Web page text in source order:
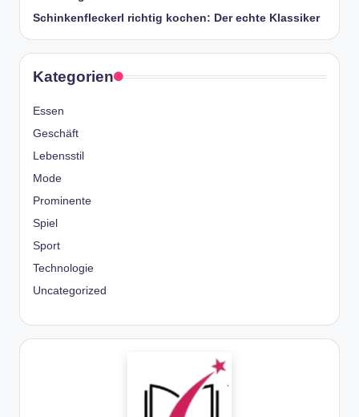
Schinkenfleckerl richtig kochen: Der echte Klassiker
Kategorien
Essen
Geschäft
Lebensstil
Mode
Prominente
Spiel
Sport
Technologie
Uncategorized